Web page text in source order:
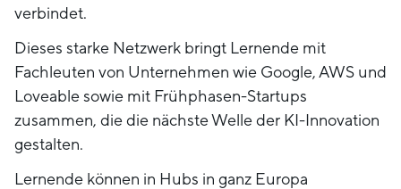
verbindet.
Dieses starke Netzwerk bringt Lernende mit
Fachleuten von Unternehmen wie Google, AWS und
Loveable sowie mit Frühphasen-Startups
zusammen, die die nächste Welle der KI-Innovation
gestalten.
Lernende können in Hubs in ganz Europa